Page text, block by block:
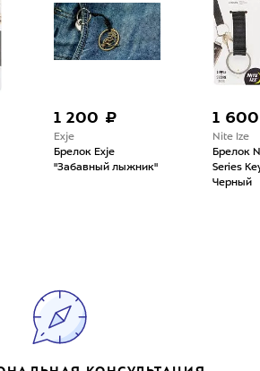
1 200 ₽
Exje
Брелок Exje
"Забавный лыжник"
1
Nite Ize
Брелок
Series
Черный